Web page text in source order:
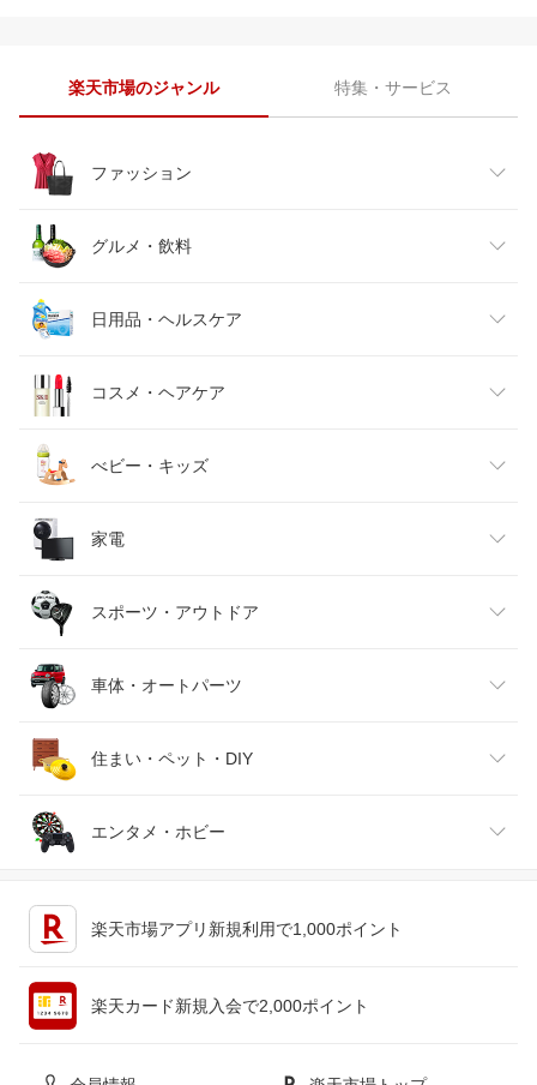
楽天市場のジャンル 特集・サービス
ファッション
レディースファッション
メンズファッション
キッズファッション
ベビーファッション
インナー・下着・ナイトウェア
バッグ・小物・ブランド雑貨
靴
腕時計
ジュエリー・アクセサリー
グルメ・飲料
食品
スイーツ・お菓子
水・ソフトドリンク
ビール・洋酒
ワイン
日本酒・焼酎
日用品・ヘルスケア
日用品雑貨・文房具・手芸
ダイエット・健康
医薬品・コンタクト・介護
コスメ・ヘアケア
美容・コスメ・香水
べビー・キッズ
キッズ・ベビー・マタニティ
おもちゃ
家電
家電
TV・オーディオ・カメラ
スマートフォン・タブレット
パソコン・周辺機器
スポーツ・アウトドア
スポーツ・アウトドア
ゴルフ
車体・オートパーツ
車用品・バイク用品
車・バイク
住まい・ペット・DIY
インテリア・寝具・収納
エンタメ・ホビー
楽天市場アプリ新規利用で1,000ポイント
楽天カード新規入会で2,000ポイント